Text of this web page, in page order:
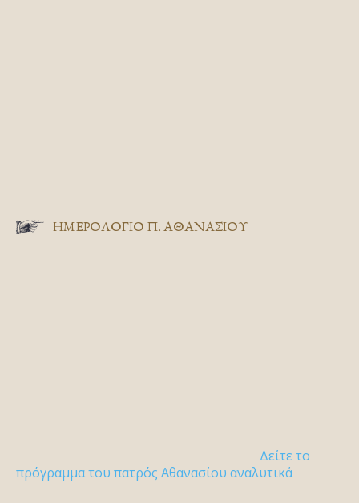
ΗΜΕΡΟΛΟΓΙΟ Π. ΑΘΑΝΑΣΙΟΥ
Δείτε το
πρόγραμμα του πατρός Αθανασίου αναλυτικά